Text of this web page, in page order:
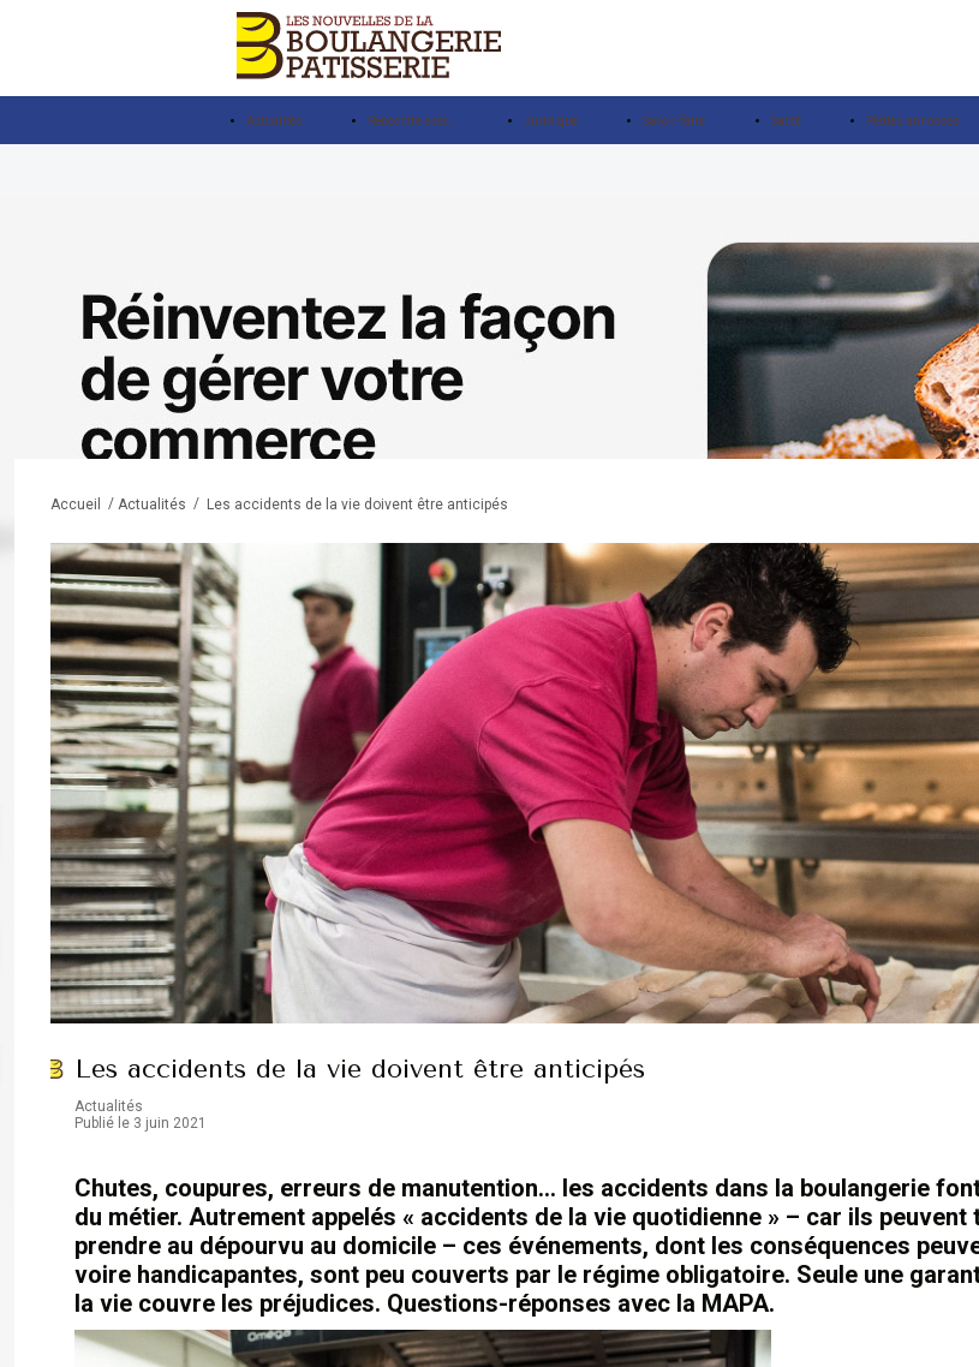
Actualités Rencontre avec… Juridique Savoir-faire Santé Petites annonces
Accueil / Actualités / Les accidents de la vie doivent être anticipés
Les accidents de la vie doivent être anticipés
Actualités
Publié le 3 juin 2021
Chutes, coupures, erreurs de manutention… les accidents dans la boulangerie
du métier. Autrement appelés « accidents de la vie quotidienne » – car ils peuvent
prendre au dépourvu au domicile – ces événements, dont les conséquences
voire handicapantes, sont peu couverts par le régime obligatoire. Seule une
la vie couvre les préjudices. Questions-réponses avec la MAPA.